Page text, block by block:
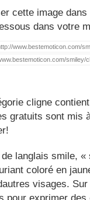
cette image
dans votre
cligne
gratuits sont mis
langlais smile,
coloré en
visages.